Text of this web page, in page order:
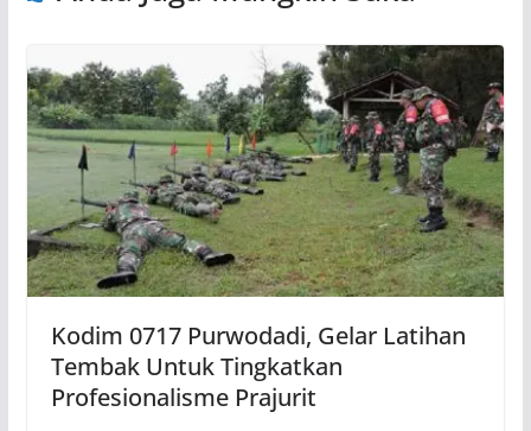
Kodim 0717 Purwodadi, Gelar Latihan
Tembak Untuk Tingkatkan
Profesionalisme Prajurit